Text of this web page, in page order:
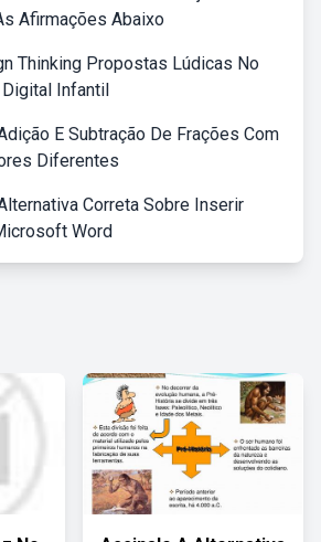
Afirmações Abaixo
Thinking Propostas Lúdicas No
Infantil
E Subtração De Frações Com
Diferentes
Correta Sobre Inserir
Word